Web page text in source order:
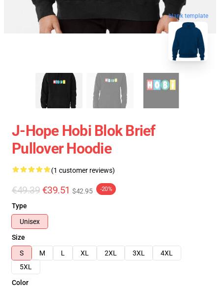
blank template
J-Hope Hobi Blok Brief
Pullover Hoodie
(1 customer reviews)
€49.39 €39.51 $42.95 -20%
Type
Unisex
Size
S
M L XL 2XL 3XL
4XL
5XL
Color